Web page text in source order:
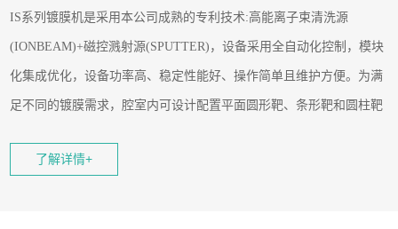
IS系列镀膜机是采用本公司成熟的专利技术:高能离子束清洗源
(IONBEAM)+磁控溅射源(SPUTTER)，设备采用全自动化控制，模块
化集成优化，设备功率高、稳定性能好、操作简单且维护方便。为满
足不同的镀膜需求，腔室内可设计配置平面圆形靶、条形靶和圆柱靶
、 以及绝缘的氧化物、陶瓷薄膜等
了解详情+